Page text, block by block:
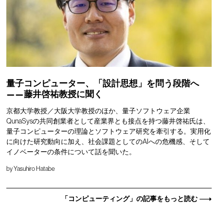
量子コンピューター、「設計思想」を問う段階へ
——藤井啓祐教授に聞く
京都大学教授／大阪大学教授のほか、量子ソフトウェア企業
QunaSysの共同創業者として産業界とも接点を持つ藤井啓祐氏は、
量子コンピューターの理論とソフトウェア研究を牽引する。実用化
に向けた研究動向に加え、社会課題としてのAIへの危機感、そして
イノベーターの条件について話を聞いた。
byYasuhiro Hatabe
「コンピューティング」の記事をもっと読む